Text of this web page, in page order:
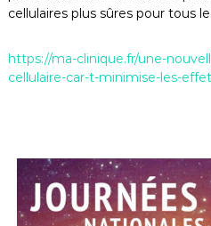
cellulaires plus sûres pour tous
https://ma-clinique.fr/une-
cellulaire-car-t-minimise-les-